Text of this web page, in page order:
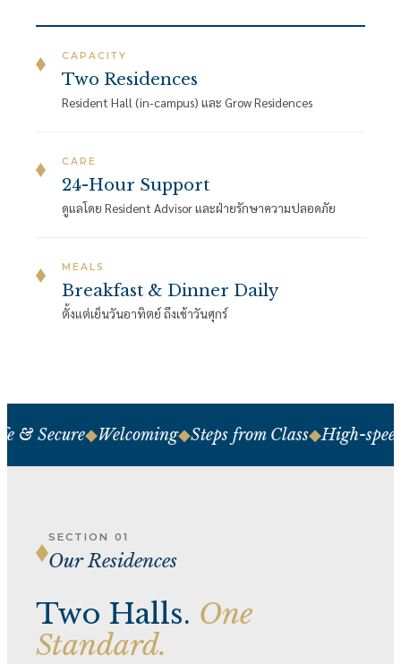
CAPACITY
Two Residences
Resident Hall (in-campus) และ Grow Residences
CARE
24-Hour Support
ดูแลโดย Resident Advisor และฝ่ายรักษาความปลอดภัย
MEALS
Breakfast & Dinner Daily
ตั้งแต่เย็นวันอาทิตย์ ถึงเช้าวันศุกร์
& Secure◆Welcoming◆Steps from Class◆High-
SECTION 01
Our Residences
Two Halls. One
Standard.